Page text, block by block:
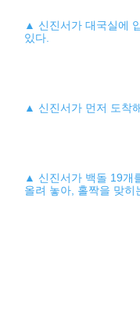
▲ 신진서가 대국실에
있다.
▲ 신진서가 먼저 도착
▲ 신진서가 백돌 19개
올려 놓아, 홀짝을 맞히